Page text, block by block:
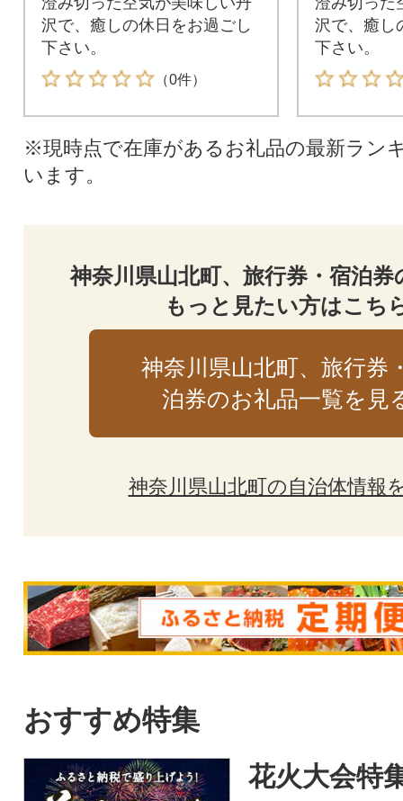
沢で、癒しの休日をお過ごし
下さい。
（0件）
沢で、癒し
下さい。
※現時点で在庫があるお礼品の最新ラン
います。
神奈川県山北町、旅行券・宿泊
もっと見たい方はこち
神奈川県山北町、旅行券
泊券のお礼品一覧を見
神奈川県山北町の自治体情報
おすすめ特集
花火大会特